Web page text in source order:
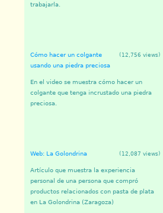
trabajarla.
(12,756 views)
Cómo hacer un colgante
usando una piedra preciosa
En el video se muestra cómo hacer un
colgante que tenga incrustado una piedra
preciosa.
(12,087 views)
Web: La Golondrina
Artículo que muestra la experiencia
personal de una persona que compró
productos relacionados con pasta de plata
en La Golondrina (Zaragoza)